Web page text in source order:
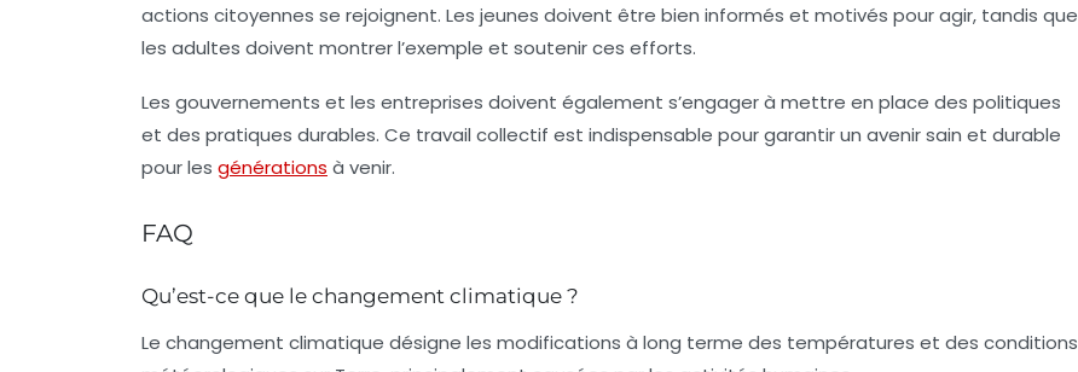
actions citoyennes se rejoignent. Les jeunes doivent être bien informés et motivés pour agir, tandis que
les adultes doivent montrer l’exemple et soutenir ces efforts.
Les gouvernements et les entreprises doivent également s’engager à mettre en place des politiques
et des pratiques durables. Ce travail collectif est indispensable pour garantir un avenir sain et durable
pour les générations à venir.
FAQ
Qu’est-ce que le changement climatique ?
Le changement climatique désigne les modifications à long terme des températures et des conditions